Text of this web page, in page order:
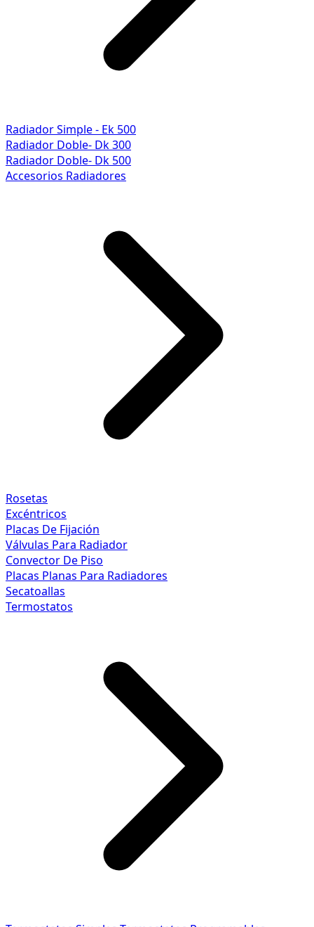
Radiador Simple - Ek 500
Radiador Doble- Dk 300
Radiador Doble- Dk 500
Accesorios Radiadores
Rosetas
Excéntricos
Placas De Fijación
Válvulas Para Radiador
Convector De Piso
Placas Planas Para Radiadores
Secatoallas
Termostatos